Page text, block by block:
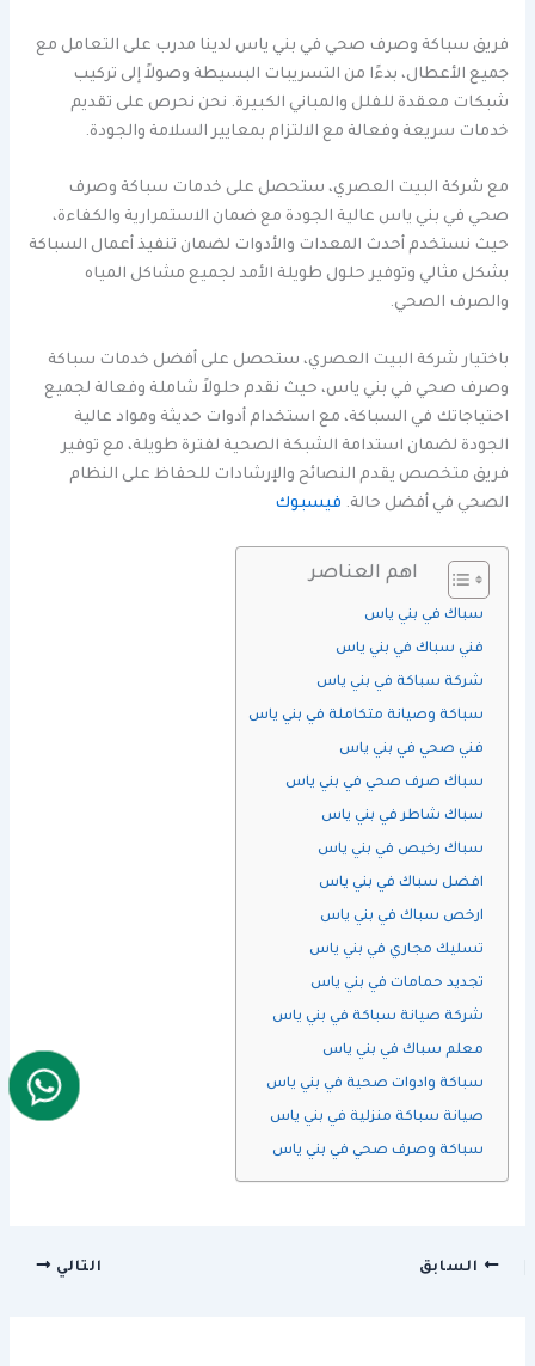
فريق سباكة وصرف صحي في بني ياس لدينا مدرب على التعامل مع
جميع الأعطال، بدءًا من التسريبات البسيطة وصولاً إلى تركيب
شبكات معقدة للفلل والمباني الكبيرة. نحن نحرص على تقديم
خدمات سريعة وفعالة مع الالتزام بمعايير السلامة والجودة.
مع شركة البيت العصري، ستحصل على خدمات سباكة وصرف
صحي في بني ياس عالية الجودة مع ضمان الاستمرارية والكفاءة،
حيث نستخدم أحدث المعدات والأدوات لضمان تنفيذ أعمال السباكة
بشكل مثالي وتوفير حلول طويلة الأمد لجميع مشاكل المياه
والصرف الصحي.
باختيار شركة البيت العصري، ستحصل على أفضل خدمات سباكة
وصرف صحي في بني ياس، حيث نقدم حلولاً شاملة وفعالة لجميع
احتياجاتك في السباكة، مع استخدام أدوات حديثة ومواد عالية
الجودة لضمان استدامة الشبكة الصحية لفترة طويلة، مع توفير
فريق متخصص يقدم النصائح والإرشادات للحفاظ على النظام
الصحي في أفضل حالة. فيسبوك
اهم العناصر
سباك في بني ياس
فني سباك في بني ياس
شركة سباكة في بني ياس
سباكة وصيانة متكاملة في بني ياس
فني صحي في بني ياس
سباك صرف صحي في بني ياس
سباك شاطر في بني ياس
سباك رخيص في بني ياس
افضل سباك في بني ياس
ارخص سباك في بني ياس
تسليك مجاري في بني ياس
تجديد حمامات في بني ياس
شركة صيانة سباكة في بني ياس
معلم سباك في بني ياس
سباكة وادوات صحية في بني ياس
صيانة سباكة منزلية في بني ياس
سباكة وصرف صحي في بني ياس
السابق التالي